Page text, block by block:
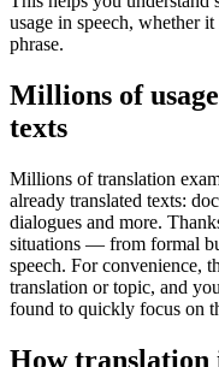
usage in speech, whether
phrase.
Millions of
texts
Millions of translation
already translated texts:
dialogues and more.
situations — from formal
speech. For convenience,
translation or topic, and
found to quickly focus on
How translation